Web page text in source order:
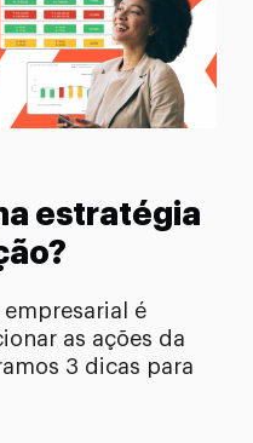
estratégia
é
as ações da
3 dicas para